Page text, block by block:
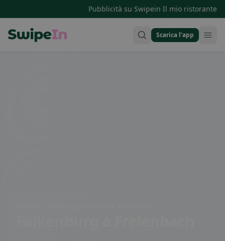
Pubblicità su Swipein·Il mio ristorante
Scarica l’app